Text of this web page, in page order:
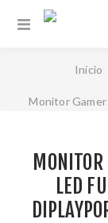
Início
Monitor Gamer
LED